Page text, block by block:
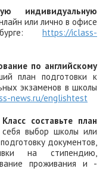
индивидуальную
или лично в офисе
https://iclass-
по английскому
план подготовки к
экзаменов в школы
news.ru/englishtest
составьте план
выбор школы или
документов,
на стипендию,
проживания и -